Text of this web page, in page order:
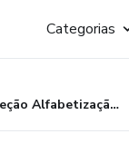
Categorias
Coleção Alfabetização - Consciência Silábica - Apostila 4